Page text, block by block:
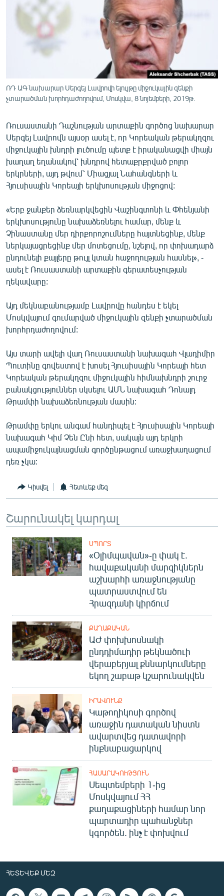
ՄԻՋԱԶԳԱՅԻՆ
ՄՇԱԿՈՒՅԹ
ԿՈՐՈՆԱՎԻՐՈՒՍ
ՏԵՍԱՆՅՈՒԹԵՐ
ԲԱՆԱՎԵՃ
ՁԳՏԵԼՈՎ ԼԱՎԱԳՈՒՅՆԻՆ
ՓՈԴՔԱՍԹ
Հայերեն
English
Русский
ՀԵՏԵՎԵՔ ՄԵԶ
ՌԴ ԱԳ նախարար Սերգեյ Լավրովի ելույթը միջուկային զենքի
չտարածման խորհդաժողովում, Մոսկվա, 8 նոյեմբերի, 2019թ.
Ռուսաստանի Դաշնության արտաքին գործոց նախարար
Սերգեյ Լավրովն այսօր ասել է, որ Կորեական թերակղզու
միջուկային խնդրի լուծումը պետք է իրականացվի միայն
խաղաղ եղանակով՝ խնդրով հետաքրքրված բոլոր
երկրների, այդ թվում՝ Միացյալ Նահանգների և
Հյուսիսային Կորեայի երկխոսության միջոցով:
«Երբ ջանքեր ձեռնարկվեցին Վաշինգտոնի և Փհենյանի
երկխոսությունը նախաձեռնելու համար, մենք և
Չինաստանը մեր դիրքորոշումները հայտնեցինք, մենք
ներկայացրեցինք մեր մոտեցումը, նշելով, որ փոխադարձ
ընդունելի քայլերը թույլ կտան հաջողության հասնել», -
ասել է Ռուսաստանի արտաքին գերատեսչության
ղեկավարը:
Այդ մեկնաբանությամբ Լավրովը հանդես է եկել
Մոսկվայում գումարված միջուկային զենքի չտարածման
խորհրդաժողովում:
Այս տարի ավելի վաղ Ռուսաստանի նախագահ Վլադիմիր
Պուտինը գովեստով է խոսել Հյուսիսային Կորեայի հետ
Կորեական թերակղզու միջուկային հիմնախնդրի շուրջ
բանակցություններ սկսելու ԱՄՆ նախագահ Դոնալդ
Թրամփի նախաձեռնության մասին:
Թրամփը երկու անգամ հանդիպել է Հյուսիսային Կորեայի
նախագահ Կիմ Չեն Ընի հետ, սակայն այդ երկրի
ապամիջուկայնացման գործընթացում առաջխաղացում
դեռ չկա:
Կիսվել Հետևեք մեզ
Շարունակել կարդալ
ՍՊՈՐՏ
«Օլիմպավան»-ը փակ է.
հավաքականի մարզիկներն
աշխարհի առաջնությանը
պատրաստվում են
Հրազդանի կիրճում
ՔԱՂԱՔԱԿԱՆ
ԱԺ փոխխոսնակի
ընդդիմադիր թեկնածուի
վերաբերյալ քննարկումները
եկող շաբաթ կշարունակվեն
ԻՐԱՎՈՒՆՔ
Կաթողիկոսի գործով
առաջին դատական նիստն
ավարտվեց դատավորի
ինքնաբացարկով
ՀԱՍԱՐԱԿՈՒԹՅՈՒՆ
Սեպտեմբերի 1-ից
Մոսկվայում ՀՀ
քաղաքացիների համար նոր
պարտադիր պահանջներ
կգործեն. ինչ է փոխվում
ՀԵՏԵՎԵՔ ՄԵԶ